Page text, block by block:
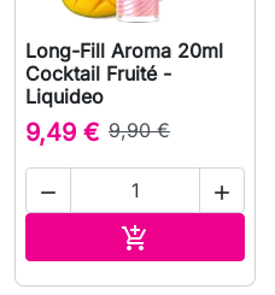
Long-Fill Aroma 20ml
Cocktail Fruité -
Liquideo
9,49 € 9,90 €
 
